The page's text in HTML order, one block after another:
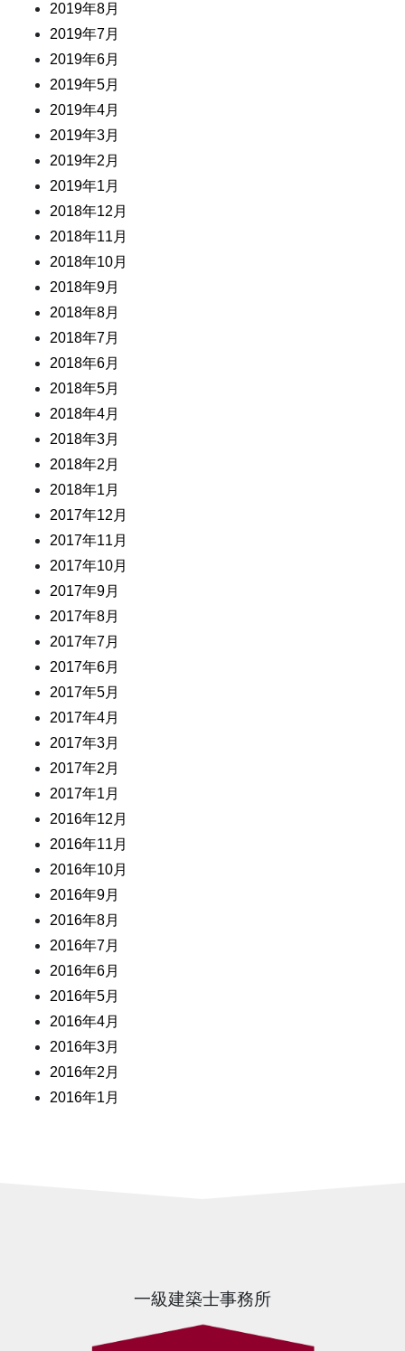
2019年8月
2019年7月
2019年6月
2019年5月
2019年4月
2019年3月
2019年2月
2019年1月
2018年12月
2018年11月
2018年10月
2018年9月
2018年8月
2018年7月
2018年6月
2018年5月
2018年4月
2018年3月
2018年2月
2018年1月
2017年12月
2017年11月
2017年10月
2017年9月
2017年8月
2017年7月
2017年6月
2017年5月
2017年4月
2017年3月
2017年2月
2017年1月
2016年12月
2016年11月
2016年10月
2016年9月
2016年8月
2016年7月
2016年6月
2016年5月
2016年4月
2016年3月
2016年2月
2016年1月
一級建築士事務所